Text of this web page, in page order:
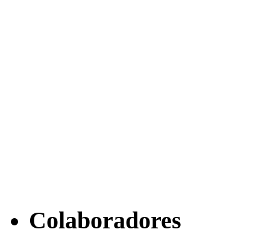
Colaboradores